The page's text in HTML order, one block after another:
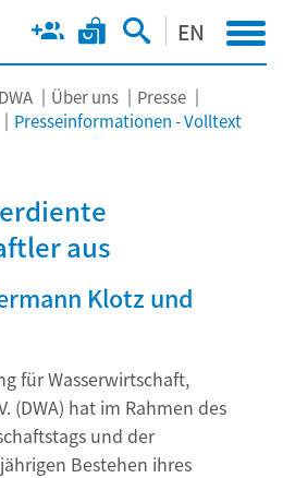
EN
Über uns
Presse
Presseinformationen - Volltext
aus
Klotz und
für Wasserwirtschaft,
(DWA) hat im Rahmen des
und der
Bestehen ihres